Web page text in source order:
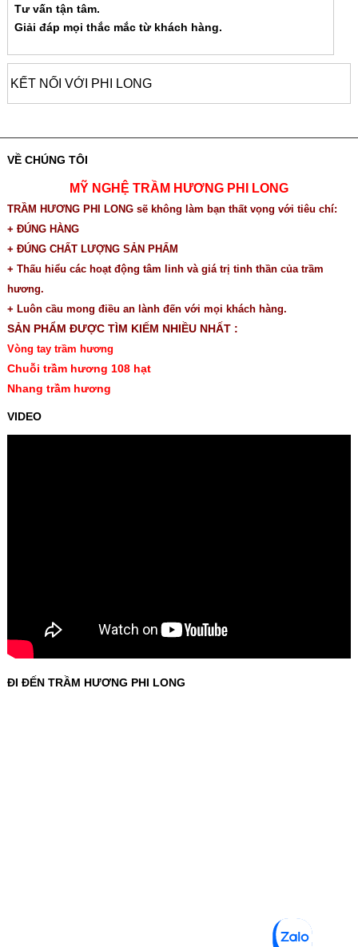
Tư vấn tận tâm.
Giải đáp mọi thắc mắc từ khách hàng.
KẾT NỐI VỚI PHI LONG
VỀ CHÚNG TÔI
MỸ NGHỆ TRẦM HƯƠNG PHI LONG
TRẦM HƯƠNG PHI LONG sẽ không làm bạn thất vọng với tiêu chí:
+ ĐÚNG HÀNG
+ ĐÚNG CHẤT LƯỢNG SẢN PHẨM
+ Thấu hiểu các hoạt động tâm linh và giá trị tinh thần của trầm
hương.
+ Luôn cầu mong điều an lành đến với mọi khách hàng.
SẢN PHẨM ĐƯỢC TÌM KIẾM NHIỀU NHẤT :
Vòng tay trầm hương
Chuỗi trầm hương 108 hạt
Nhang trầm hương
VIDEO
ĐI ĐẾN TRẦM HƯƠNG PHI LONG